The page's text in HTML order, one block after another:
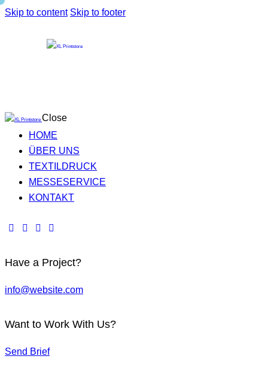
Skip to content Skip to footer
Close
HOME
ÜBER UNS
TEXTILDRUCK
MESSESERVICE
KONTAKT
Have a Project?
info@website.com
Want to Work With Us?
Send Brief